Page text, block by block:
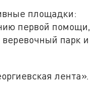
площадки:
первой помощи,
парк и
лента».